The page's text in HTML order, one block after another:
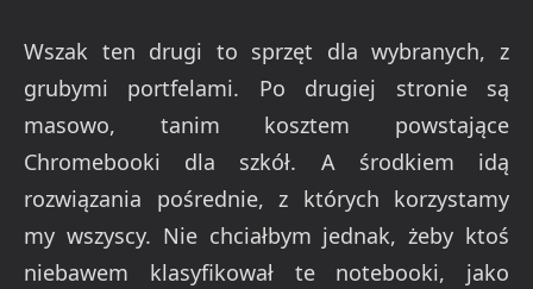
Wszak ten drugi to sprzęt dla wybranych, z
grubymi portfelami. Po drugiej stronie są
masowo, tanim kosztem powstające
Chromebooki dla szkół. A środkiem idą
rozwiązania pośrednie, z których korzystamy
my wszyscy. Nie chciałbym jednak, żeby ktoś
niebawem klasyfikował te notebooki, jako